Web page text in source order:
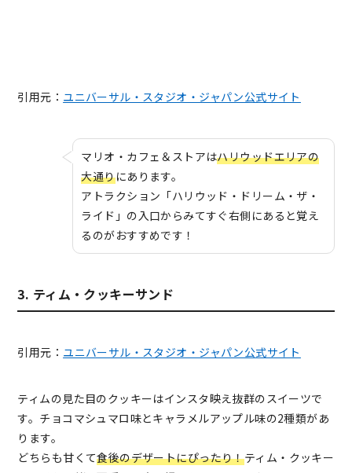
引用元： ユニバーサル・スタジオ・ジャパン公式サイト
マリオ・カフェ＆ストアはハリウッドエリアの
大通りにあります。
アトラクション「ハリウッド・ドリーム・ザ・
ライド」の入口からみてすぐ右側にあると覚え
るのがおすすめです！
3. ティム・クッキーサンド
引用元： ユニバーサル・スタジオ・ジャパン公式サイト
ティムの見た目のクッキーはインスタ映え抜群のスイーツで
す。チョコマシュマロ味とキャラメルアップル味の2種類があ
ります。
どちらも甘くて食後のデザートにぴったり！ティム・クッキー